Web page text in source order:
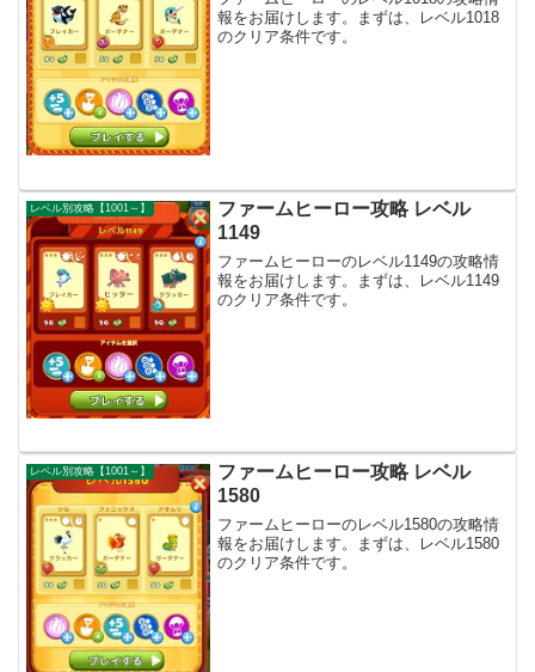
報をお届けします。まずは、レベル1018
のクリア条件です。
レベル別攻略【1001～】
ファームヒーロー攻略 レベル
1149
ファームヒーローのレベル1149の攻略情
報をお届けします。まずは、レベル1149
のクリア条件です。
レベル別攻略【1001～】
ファームヒーロー攻略 レベル
1580
ファームヒーローのレベル1580の攻略情
報をお届けします。まずは、レベル1580
のクリア条件です。